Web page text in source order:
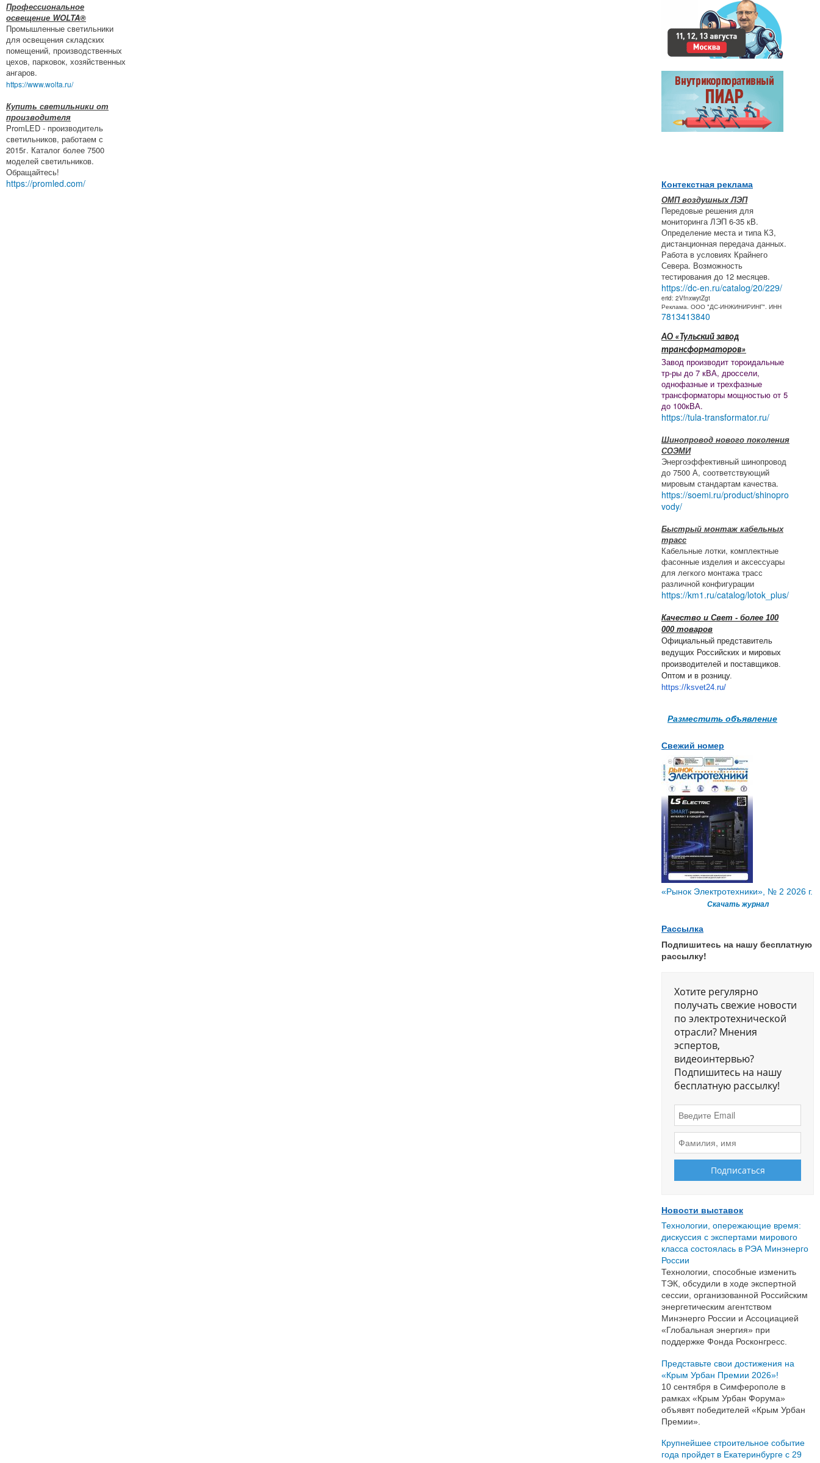
Профессиональное
освещение WOLTA®
Промышленные светильники
для освещения складских
помещений, производственных
цехов, парковок, хозяйственных
ангаров.
https://www.wolta.ru/
Купить светильники от
производителя
PromLED - производитель
светильников, работаем с
2015г. Каталог более 7500
моделей светильников.
Обращайтесь!
https://promled.com/ Контекстная реклама
ОМП воздушных ЛЭП
Передовые решения для
мониторинга ЛЭП 6-35 кВ.
Определение места и типа КЗ,
дистанционная передача данных.
Работа в условиях Крайнего
Севера. Возможность
тестирования до 12 месяцев.
https://dc-en.ru/catalog/20/229/
erid: 2VfnxwytZgt
Реклама. ООО "ДС-ИНЖИНИРИНГ". ИНН
7813413840
АО «Тульский завод
трансформаторов»
Завод производит тороидальные
тр-ры до 7 кВА, дроссели,
однофазные и трехфазные
трансформаторы мощностью от 5
до 100кВА.
https://tula-transformator.ru/
Шинопровод нового поколения
СОЭМИ
Энергоэффективный шинопровод
до 7500 А, соответствующий
мировым стандартам качества.
https://soemi.ru/product/shinopro
vody/
Быстрый монтаж кабельных
трасс
Кабельные лотки, комплектные
фасонные изделия и аксессуары
для легкого монтажа трасс
различной конфигурации
https://km1.ru/catalog/lotok_plus/
Качество и Свет - более 100
000 товаров
Официальный представитель
ведущих Российских и мировых
производителей и поставщиков.
Оптом и в розницу.
https://ksvet24.ru/
Разместить объявление
Свежий номер
«Рынок Электротехники», № 2 2026 г.
Скачать журнал
Рассылка
Подпишитесь на нашу бесплатную
рассылку!
Хотите регулярно
получать свежие новости
по электротехнической
отрасли? Мнения
эспертов,
видеоинтервью?
Подпишитесь на нашу
бесплатную рассылку!
Новости выставок
Технологии, опережающие время:
дискуссия с экспертами мирового
класса состоялась в РЭА Минэнерго
России
Технологии, способные изменить
ТЭК, обсудили в ходе экспертной
сессии, организованной Российским
энергетическим агентством
Минэнерго России и Ассоциацией
«Глобальная энергия» при
поддержке Фонда Росконгресс.
Представьте свои достижения на
«Крым Урбан Премии 2026»!
10 сентября в Симферополе в
рамках «Крым Урбан Форума»
объявят победителей «Крым Урбан
Премии».
Крупнейшее строительное событие
года пройдет в Екатеринбурге с 29